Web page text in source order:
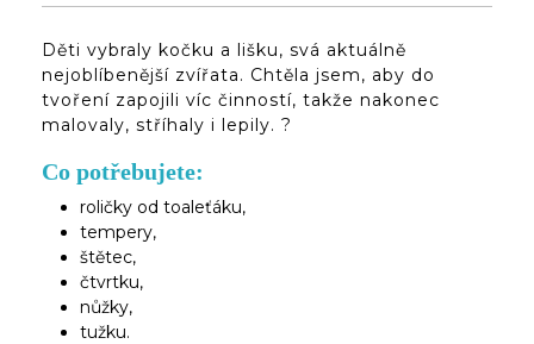
Děti vybraly kočku a lišku, svá aktuálně
nejoblíbenější zvířata. Chtěla jsem, aby do
tvoření zapojili víc činností, takže nakonec
malovaly, stříhaly i lepily. ?
Co potřebujete:
roličky od toaleťáku,
tempery,
štětec,
čtvrtku,
nůžky,
tužku.